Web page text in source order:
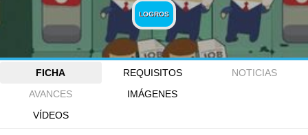
LOGROS
FICHA REQUISITOS
NOTICIAS
AVANCES
IMÁGENES
VÍDEOS